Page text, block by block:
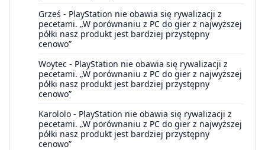
Grześ - PlayStation nie obawia się rywalizacji z
pecetami. „W porównaniu z PC do gier z najwyższej
półki nasz produkt jest bardziej przystępny
cenowo”
Woytec - PlayStation nie obawia się rywalizacji z
pecetami. „W porównaniu z PC do gier z najwyższej
półki nasz produkt jest bardziej przystępny
cenowo”
Karololo - PlayStation nie obawia się rywalizacji z
pecetami. „W porównaniu z PC do gier z najwyższej
półki nasz produkt jest bardziej przystępny
cenowo”